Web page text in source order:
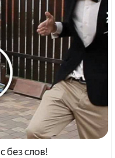
без слов!